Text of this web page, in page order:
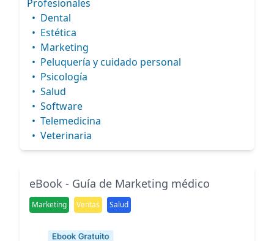
Profesionales
• Dental
• Estética
• Marketing
• Peluquería y cuidado personal
• Psicología
• Salud
• Software
• Telemedicina
• Veterinaria
eBook - Guía de Marketing médico
Marketing Ventas Salud